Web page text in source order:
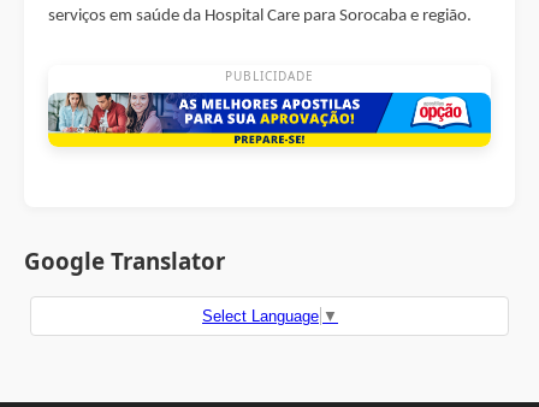
serviços em saúde da Hospital Care para Sorocaba e região.
PUBLICIDADE
Google Translator
Select Language ▼